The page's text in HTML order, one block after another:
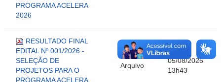
PROGRAMA ACELERA
2026
RESULTADO FINAL
EDITAL Nº 001/2026 -
SELEÇÃO DE
PROJETOS PARA O
PROGRAMA ACELERA
Arquivo
05/08/2026
13h43